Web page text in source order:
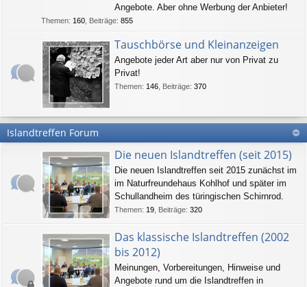
Angebote. Aber ohne Werbung der Anbieter!
Themen: 160 Beiträge: 855
Tauschbörse und Kleinanzeigen
Angebote jeder Art aber nur von Privat zu
Privat!
Themen: 146 Beiträge: 370
Islandtreffen Forum
Die neuen Islandtreffen (seit 2015)
Die neuen Islandtreffen seit 2015 zunächst im
im Naturfreundehaus Kohlhof und später im
Schullandheim des türingischen Schirnrod.
Themen: 19 Beiträge: 320
Das klassische Islandtreffen (2002
bis 2012)
Meinungen, Vorbereitungen, Hinweise und
Angebote rund um die Islandtreffen in